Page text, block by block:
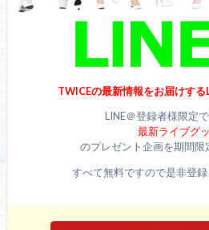
TWICEの最新情報をお届けする
LINE＠登録者様限定
最新ライブグ
のプレゼント企画を期間限
すべて無料ですので是非登